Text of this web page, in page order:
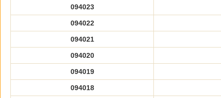
094023
094022
094021
094020
094019
094018